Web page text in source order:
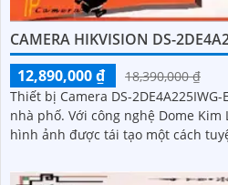
CAMERA HIKVISION DS-
12,890,000 ₫
18,390,000 ₫
Thiết bị Camera DS-
nhà phố. Với công nghệ Dome Kim Loại chất lượng sắt nét đến 2.0 MP,
hình ảnh được tái tạo một cách